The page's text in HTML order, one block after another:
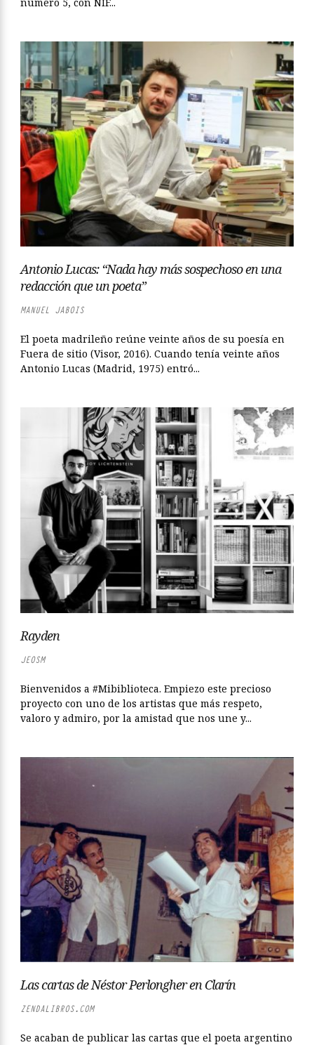
Antonio Lucas: “Nada hay más sospechoso en una
redacción que un poeta”
MANUEL JABOIS
El poeta madrileño reúne veinte años de su poesía en
Fuera de sitio (Visor, 2016). Cuando tenía veinte años
Antonio Lucas (Madrid, 1975) entró...
Rayden
JEOSM
Bienvenidos a #Mibiblioteca. Empiezo este precioso
proyecto con uno de los artistas que más respeto,
valoro y admiro, por la amistad que nos une y...
Las cartas de Néstor Perlongher en Clarín
ZENDALIBROS.COM
Se acaban de publicar las cartas que el poeta argentino